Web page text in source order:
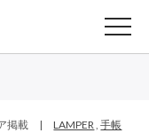
ア掲載 |LAMPER,手帳